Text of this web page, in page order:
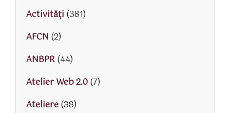
Activităţi (381)
AFCN (2)
ANBPR(44)
Atelier Web 2.0(7)
Ateliere(38)